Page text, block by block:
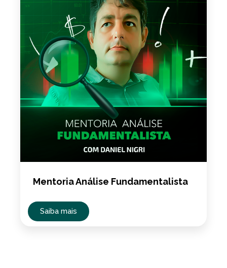
Mentoria Análise Fundamentalista
Saiba mais